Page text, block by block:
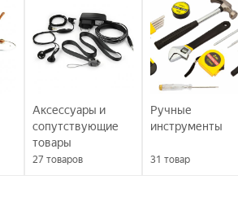
Аксессуары и
сопутствующие
товары
27 товаров
Ручные
инструменты
31 товар